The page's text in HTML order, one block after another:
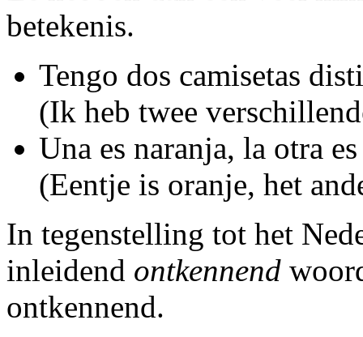
betekenis.
Tengo dos camisetas
(Ik heb twee
Una es naranja, la otra
(Eentje is oranje, het
In tegenstelling tot het
inleidend ontkennend
ontkennend.